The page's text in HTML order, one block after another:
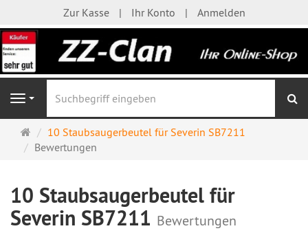
Zur Kasse Ihr Konto Anmelden
Navigation
Startseite
10 Staubsaugerbeutel für Severin SB7211
Bewertungen
10 Staubsaugerbeutel für
Severin SB7211 Bewertungen